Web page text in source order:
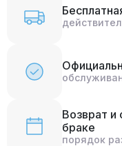
Возврат и
браке
порядок